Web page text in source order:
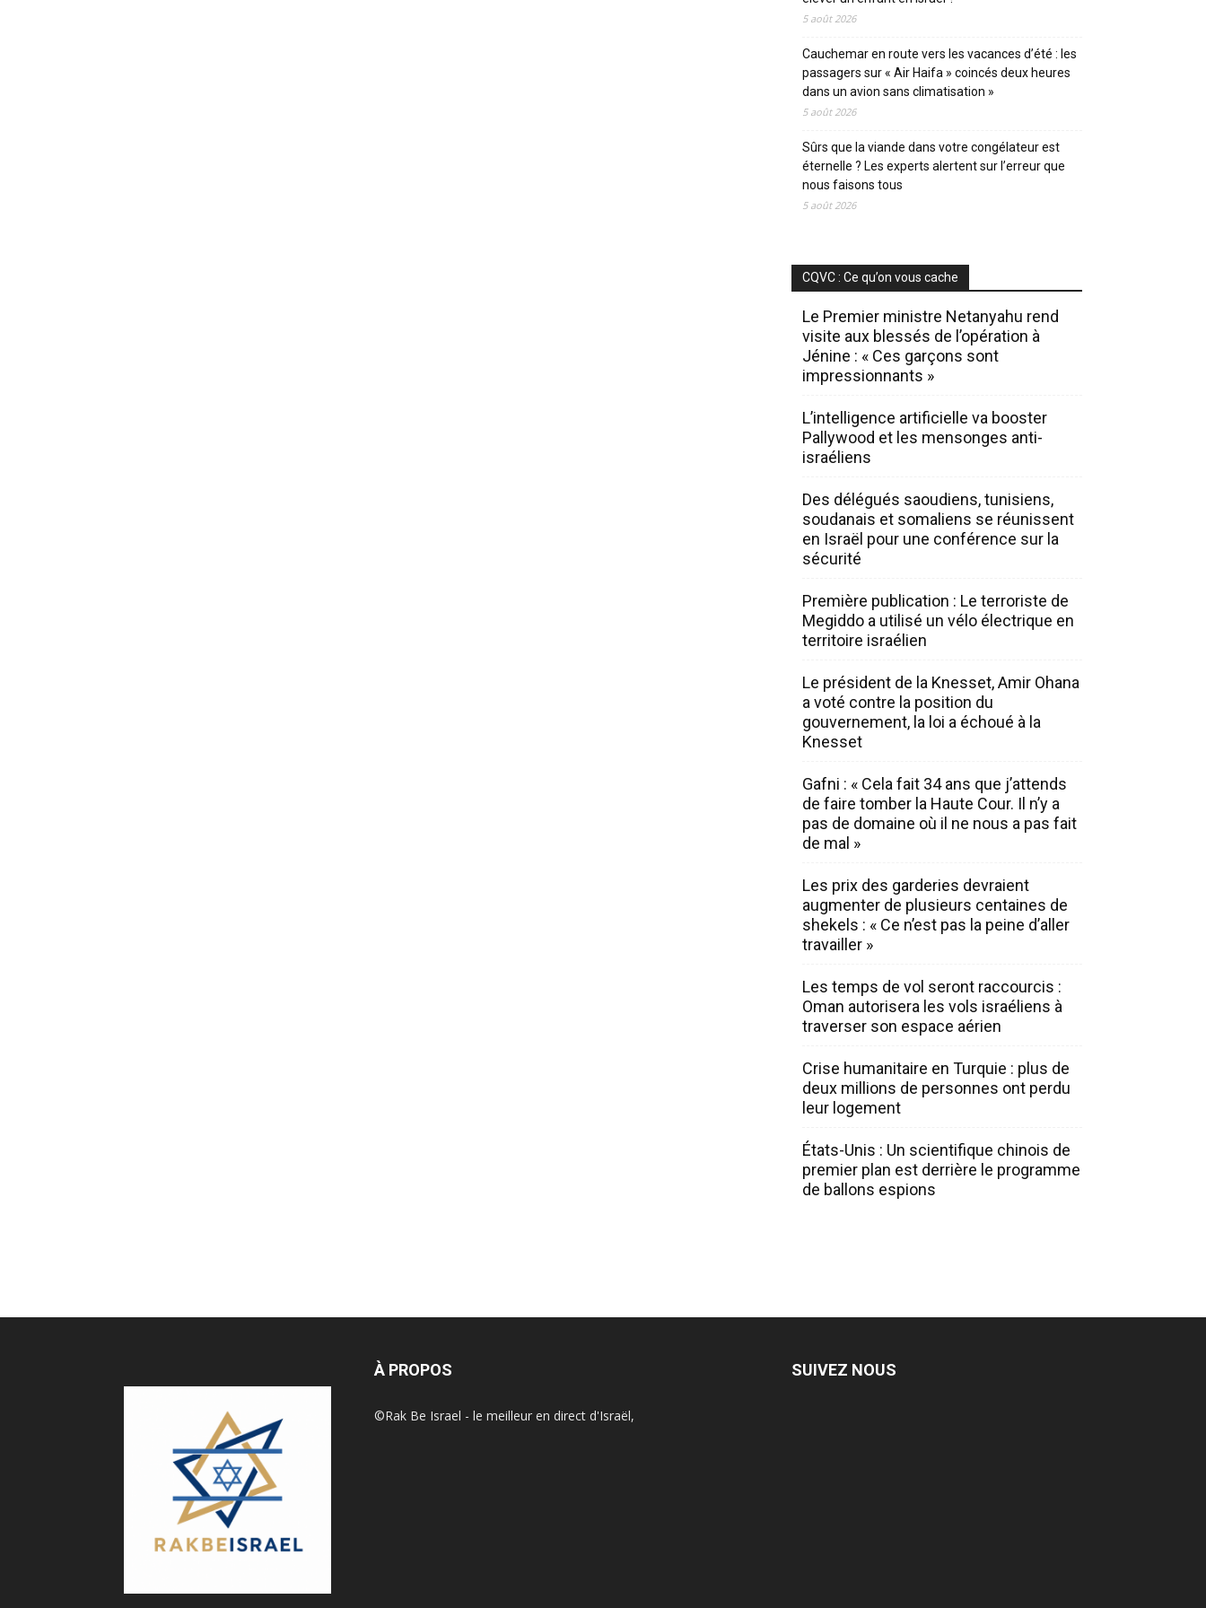
5 août 2026
Cauchemar en route vers les vacances d’été : les
passagers sur « Air Haifa » coincés deux heures
dans un avion sans climatisation »
5 août 2026
Sûrs que la viande dans votre congélateur est
éternelle ? Les experts alertent sur l’erreur que
nous faisons tous
5 août 2026
CQVC : Ce qu’on vous cache
Le Premier ministre Netanyahu rend
visite aux blessés de l’opération à
Jénine : « Ces garçons sont
impressionnants »
L’intelligence artificielle va booster
Pallywood et les mensonges anti-
israéliens
Des délégués saoudiens, tunisiens,
soudanais et somaliens se réunissent
en Israël pour une conférence sur la
sécurité
Première publication : Le terroriste de
Megiddo a utilisé un vélo électrique en
territoire israélien
Le président de la Knesset, Amir Ohana
a voté contre la position du
gouvernement, la loi a échoué à la
Knesset
Gafni : « Cela fait 34 ans que j’attends
de faire tomber la Haute Cour. Il n’y a
pas de domaine où il ne nous a pas fait
de mal »
Les prix des garderies devraient
augmenter de plusieurs centaines de
shekels : « Ce n’est pas la peine d’aller
travailler »
Les temps de vol seront raccourcis :
Oman autorisera les vols israéliens à
traverser son espace aérien
Crise humanitaire en Turquie : plus de
deux millions de personnes ont perdu
leur logement
États-Unis : Un scientifique chinois de
premier plan est derrière le programme
de ballons espions
À PROPOS
©Rak Be Israel - le meilleur en direct d'Israël,
SUIVEZ NOUS